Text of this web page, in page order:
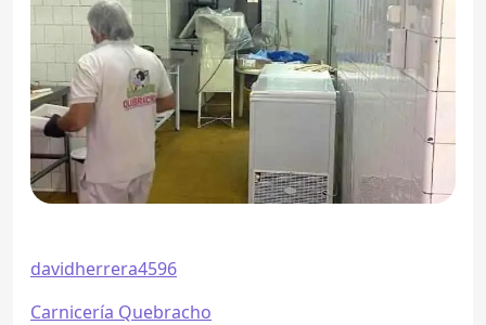
davidherrera4596
Carnicería Quebracho